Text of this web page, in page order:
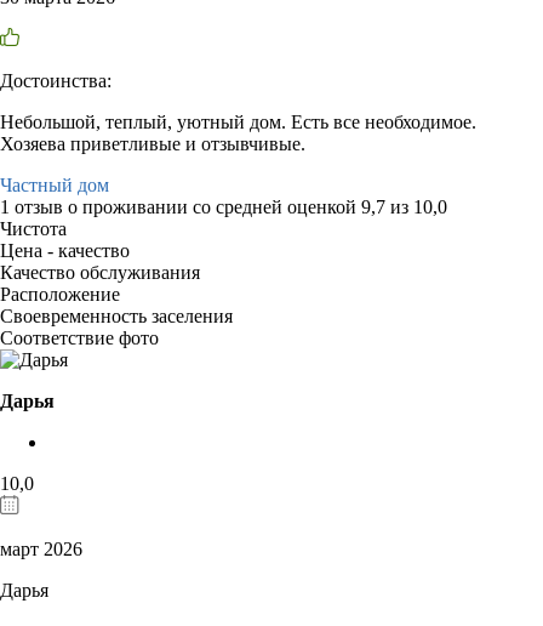
Достоинства:
Небольшой, теплый, уютный дом. Есть все необходимое.
Хозяева приветливые и отзывчивые.
Частный дом
1 отзыв о проживании со средней оценкой 9,7 из 10,0
Чистота
Цена - качество
Качество обслуживания
Расположение
Своевременность заселения
Соответствие фото
Дарья
10,0
март 2026
Дарья